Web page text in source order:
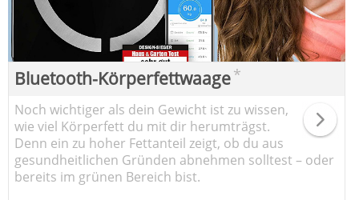
Bluetooth-Körperfettwaage*
Noch wichtiger als dein Gewicht ist zu wissen,
wie viel Körperfett du mit dir herumträgst.
Denn ein zu hoher Fettanteil zeigt, ob du aus
gesundheitlichen Gründen abnehmen solltest – oder
bereits im grünen Bereich bist.